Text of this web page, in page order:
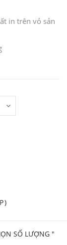
in trên vỏ sản
SỐ LƯỢNG "